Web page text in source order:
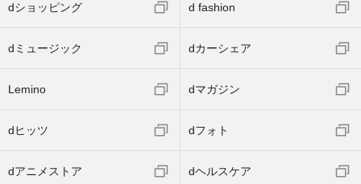
dショッピング d fashion
dミュージック dカーシェア
Lemino dマガジン
dヒッツ dフォト
dアニメストア dヘルスケア